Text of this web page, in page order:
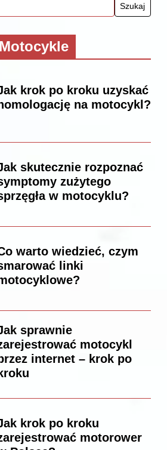
Motocykle
krok po kroku uzyskać
homologację na motocykl?
skutecznie rozpoznać
zużytego
w motocyklu?
warto wiedzieć, czym
linki
sprawnie
motocykl
internet – krok po
kroku
krok po kroku
motorower